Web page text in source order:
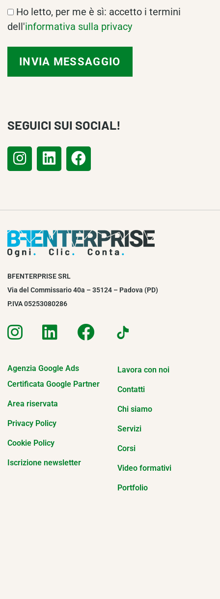
Ho letto, per me è sì: accetto i termini
dell'informativa sulla privacy
SEGUICI SUI SOCIAL!
BFENTERPRISE SRL
Via del Commissario 40a – 35124 – Padova (PD)
P.IVA 05253080286
Agenzia Google Ads
Certificata Google Partner
Area riservata
Privacy Policy
Cookie Policy
Iscrizione newsletter
Lavora con noi
Contatti
Chi siamo
Servizi
Corsi
Video formativi
Portfolio